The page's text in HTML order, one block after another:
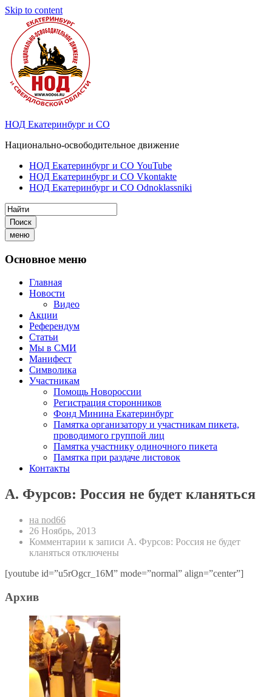
Skip to content
НОД Екатеринбург и СО
Национально-освободительное движение
НОД Екатеринбург и СО YouTube
НОД Екатеринбург и СО Vkontakte
НОД Екатеринбург и СО Odnoklassniki
Поиск
меню
Основное меню
Главная
Новости
Видео
Акции
Референдум
Статьи
Мы в СМИ
Манифест
Символика
Участникам
Помощь Новороссии
Регистрация сторонников
Фонд Минина Екатеринбург
Памятка организатору и участникам пикета,
проводимого группой лиц
Памятка участнику одиночного пикета
Памятка при раздаче листовок
Контакты
А. Фурсов: Россия не будет кланяться
на nod66
26 Ноябрь, 2013
Комментарии к записи А. Фурсов: Россия не будет
кланяться отключены
[youtube id=”u5rOgcr_16M” mode=”normal” align=”center”]
Архив